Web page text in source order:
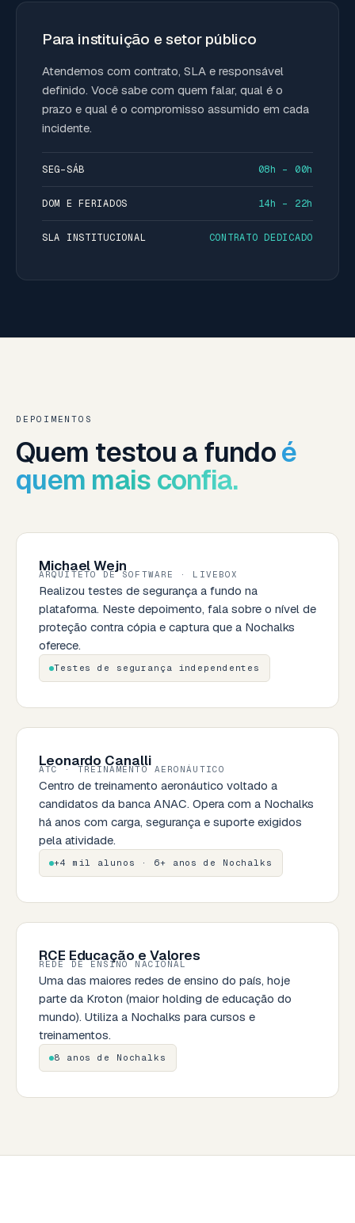
Para instituição e setor público
Atendemos com contrato, SLA e responsável
definido. Você sabe com quem falar, qual é o
prazo e qual é o compromisso assumido em cada
incidente.
SEG–SÁB 08h – 00h
DOM E FERIADOS 14h – 22h
SLA INSTITUCIONAL CONTRATO DEDICADO
DEPOIMENTOS
Quem testou a fundoé
quem mais confia.
Michael Wejn
ARQUITETO DE SOFTWARE · LIVEBOX
Realizou testes de segurança a fundo na
plataforma. Neste depoimento, fala sobre o nível de
proteção contra cópia e captura que a Nochalks
oferece.
Testes de segurança independentes
Leonardo Canalli
ATC · TREINAMENTO AERONÁUTICO
Centro de treinamento aeronáutico voltado a
candidatos da banca ANAC. Opera com a Nochalks
há anos com carga, segurança e suporte exigidos
pela atividade.
+4 mil alunos · 6+ anos de Nochalks
RCE Educação e Valores
REDE DE ENSINO NACIONAL
Uma das maiores redes de ensino do país, hoje
parte da Kroton (maior holding de educação do
mundo). Utiliza a Nochalks para cursos e
treinamentos.
8 anos de Nochalks